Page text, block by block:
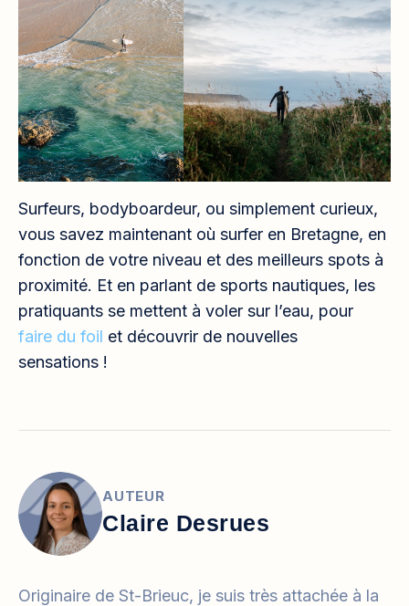
Surfeurs, bodyboardeur, ou simplement curieux,
vous savez maintenant où surfer en Bretagne, en
fonction de votre niveau et des meilleurs spots à
proximité. Et en parlant de sports nautiques, les
pratiquants se mettent à voler sur l’eau, pour
faire du foil et découvrir de nouvelles
sensations !
AUTEUR
Claire Desrues
Originaire de St-Brieuc, je suis très attachée à la